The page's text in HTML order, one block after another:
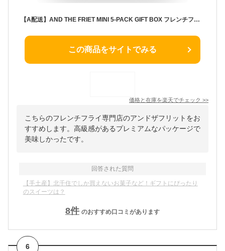
【A配送】AND THE FRIET MINI 5-PACK GIFT BOX フレンチフライ専門店 人気のギフトボックス5個入【公式】アンドザフリット ギフト 詰め合わせ 送料無料 フレンチフライ おしゃれ 人気 プチギフトお配り 賞味期限60日以上 スイーツ お菓子 バレンタイン 2026 本命 義理
この商品をサイトでみる
価格と在庫を楽天でチェック >>
こちらのフレンチフライ専門店のアンドザフリットをお
すすめします。高級感があるプレミアムなパッケージで
美味しかったです。
回答された質問
【手土産】北千住でしか買えないお菓子など！ギフトにぴったり
のスイーツは？
8件 のおすすめ口コミがあります
6